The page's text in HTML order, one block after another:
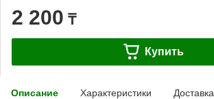
2 200 ₸
Купить
Описание Характеристики Доставка